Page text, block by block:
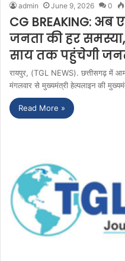
admin June 9, 2026 0
CG BREAKING:
जनता की हर
साय तक पहुंचेगी
रायपुर, (TGL NEWS). छत्तीसगढ़ में
मंगलवार से मुख्यमंत्री हेल्पलाइन की
Read More »